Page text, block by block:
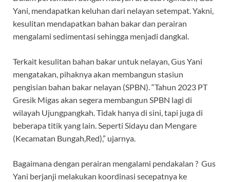
Yani, mendapatkan keluhan dari nelayan setempat. Yakni,
kesulitan mendapatkan bahan bakar dan perairan
mengalami sedimentasi sehingga menjadi dangkal.
Terkait kesulitan bahan bakar untuk nelayan, Gus Yani
mengatakan, pihaknya akan membangun stasiun
pengisian bahan bakar nelayan (SPBN). “Tahun 2023 PT
Gresik Migas akan segera membangun SPBN lagi di
wilayah Ujungpangkah. Tidak hanya di sini, tapi juga di
beberapa titik yang lain. Seperti Sidayu dan Mengare
(Kecamatan Bungah,Red),” ujarnya.
Bagaimana dengan perairan mengalami pendakalan ? Gus
Yani berjanji melakukan koordinasi secepatnya ke